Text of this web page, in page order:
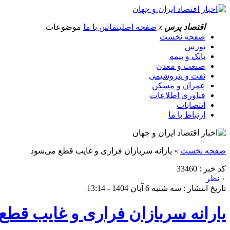
اقتصاد پرس x صفحه اصلیتماس با ما موضوعات
صفحه نخست
بورس
بانک و بیمه
صنعت و معدن
نفت و پتروشیمی
عمران و مسکن
فناوری اطلاعات
انتصابات
ارتباط با ما
صفحه نخست » یارانه سربازان فراری و غایب قطع می‌شود
کد خبر : 33460
۰ نظر
تاریخ انتشار : سه شنبه 6 آبان 1404 - 13:14
یارانه سربازان فراری و غایب